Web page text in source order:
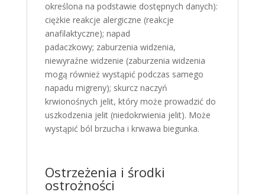
określona na podstawie dostępnych danych):
ciężkie reakcje alergiczne (reakcje
anafilaktyczne); napad
padaczkowy; zaburzenia widzenia,
niewyraźne widzenie (zaburzenia widzenia
mogą również wystąpić podczas samego
napadu migreny); skurcz naczyń
krwionośnych jelit, który może prowadzić do
uszkodzenia jelit (niedokrwienia jelit). Może
wystąpić ból brzucha i krwawa biegunka.
Ostrzeżenia i środki
ostrożności